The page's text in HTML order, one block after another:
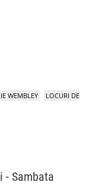
WEMBLEY
LOCURI DE
- Sambata